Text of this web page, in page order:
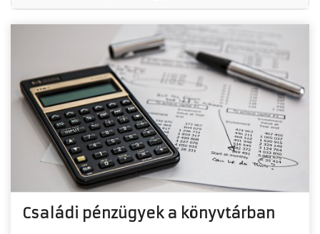
Családi pénzügyek a könyvtárban